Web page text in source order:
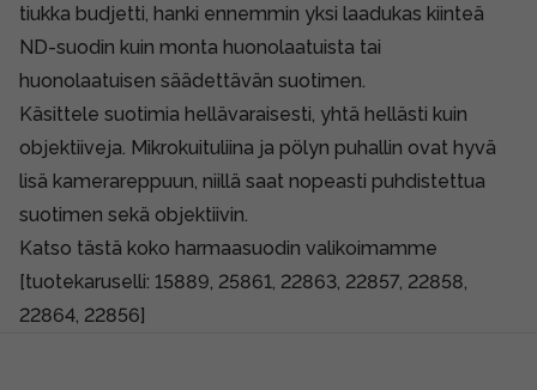
tiukka budjetti, hanki ennemmin yksi laadukas kiinteä
ND-suodin kuin monta huonolaatuista tai
huonolaatuisen säädettävän suotimen.
Käsittele suotimia hellävaraisesti, yhtä hellästi kuin
objektiiveja. Mikrokuituliina ja pölyn puhallin ovat hyvä
lisä kamerareppuun, niillä saat nopeasti puhdistettua
suotimen sekä objektiivin.
Katso tästä koko harmaasuodin valikoimamme
[tuotekaruselli: 15889, 25861, 22863, 22857, 22858,
22864, 22856]